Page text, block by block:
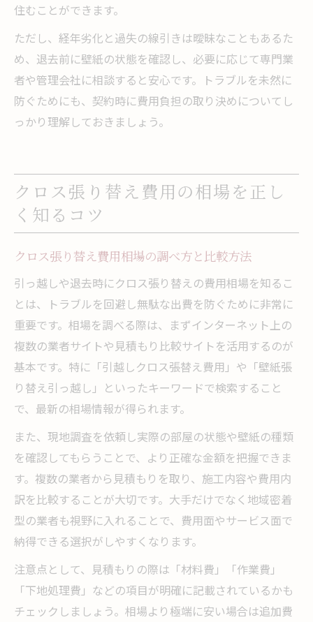
住むことができます。
ただし、経年劣化と過失の線引きは曖昧なこともあるた
め、退去前に壁紙の状態を確認し、必要に応じて専門業
者や管理会社に相談すると安心です。トラブルを未然に
防ぐためにも、契約時に費用負担の取り決めについてし
っかり理解しておきましょう。
クロス張り替え費用の相場を正し
く知るコツ
クロス張り替え費用相場の調べ方と比較方法
引っ越しや退去時にクロス張り替えの費用相場を知るこ
とは、トラブルを回避し無駄な出費を防ぐために非常に
重要です。相場を調べる際は、まずインターネット上の
複数の業者サイトや見積もり比較サイトを活用するのが
基本です。特に「引越しクロス張替え費用」や「壁紙張
り替え引っ越し」といったキーワードで検索すること
で、最新の相場情報が得られます。
また、現地調査を依頼し実際の部屋の状態や壁紙の種類
を確認してもらうことで、より正確な金額を把握できま
す。複数の業者から見積もりを取り、施工内容や費用内
訳を比較することが大切です。大手だけでなく地域密着
型の業者も視野に入れることで、費用面やサービス面で
納得できる選択がしやすくなります。
注意点として、見積もりの際は「材料費」「作業費」
「下地処理費」などの項目が明確に記載されているかも
チェックしましょう。相場より極端に安い場合は追加費